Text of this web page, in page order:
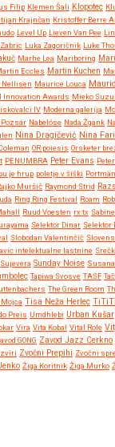
Filip Klemen Šali Klopotec
Krajnčan Kristoffer Berre
Level Up Lieven Van Pee
Luka Zagoričnik Luke
Marhe Lea Mariboring
Eccles Martin Kuchen
Nellisen Maurice Louca
Innovation Awards Mieko
IV Moderna galerija
Pozsár Nabelóse Nada Žgank
Nina Dragičević Nina
OR poiesis Orsketer
PENUMBRA Peter Evans
je hrup poletje v šiški
Muršič Raymond Strid
Ring Ring Festival Roam
Ruud Voesten rx:tx
Selektor Dinar Selektor
Slobodan Valentinčič
intelektualne lastnine
Sujevera Sunday Noise
Tapiwa Svosve TASF
The Green Room
Mojca Tisa Neža Herlec TiTiTi
Preis Umdhlebi Urban Kušar
Vira Vita Kobal Vital Role
GONG Zavod Jazz Cerkno
Zvočni Prepihi Zvočni
Žiga Koritnik Žiga Murko